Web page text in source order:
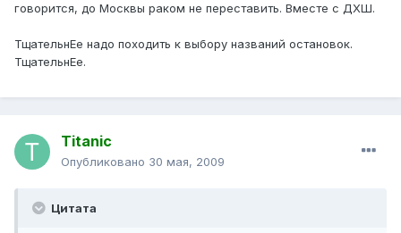
говорится, до Москвы раком не переставить. Вместе с ДХШ.
ТщательнЕе надо походить к выбору названий остановок.
ТщательнЕе.
Titanic
Опубликовано 30 мая, 2009
Цитата